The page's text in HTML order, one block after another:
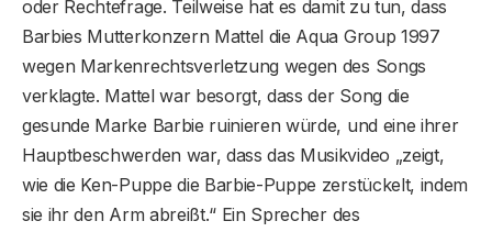
oder Rechtefrage. Teilweise hat es damit zu tun, dass
Barbies Mutterkonzern Mattel die Aqua Group 1997
wegen Markenrechtsverletzung wegen des Songs
verklagte. Mattel war besorgt, dass der Song die
gesunde Marke Barbie ruinieren würde, und eine ihrer
Hauptbeschwerden war, dass das Musikvideo „zeigt,
wie die Ken-Puppe die Barbie-Puppe zerstückelt, indem
sie ihr den Arm abreißt.“ Ein Sprecher des